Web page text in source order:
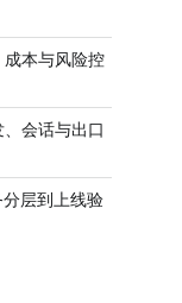
本与风险控
会话与出口
层到上线验